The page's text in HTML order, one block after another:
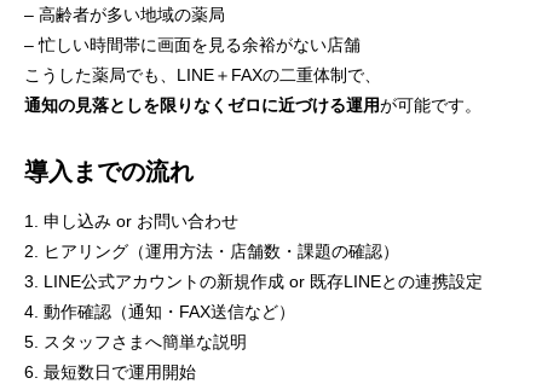
– 高齢者が多い地域の薬局
– 忙しい時間帯に画面を見る余裕がない店舗
こうした薬局でも、LINE＋FAXの二重体制で、
通知の見落としを限りなくゼロに近づける運用が可能です。
導入までの流れ
1. 申し込み or お問い合わせ
2. ヒアリング（運用方法・店舗数・課題の確認）
3. LINE公式アカウントの新規作成 or 既存LINEとの連携設定
4. 動作確認（通知・FAX送信など）
5. スタッフさまへ簡単な説明
6. 最短数日で運用開始